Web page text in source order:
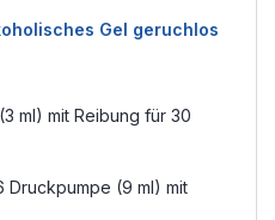
Gel geruchlos
ml) mit Reibung für 30
Druckpumpe (9 ml) mit